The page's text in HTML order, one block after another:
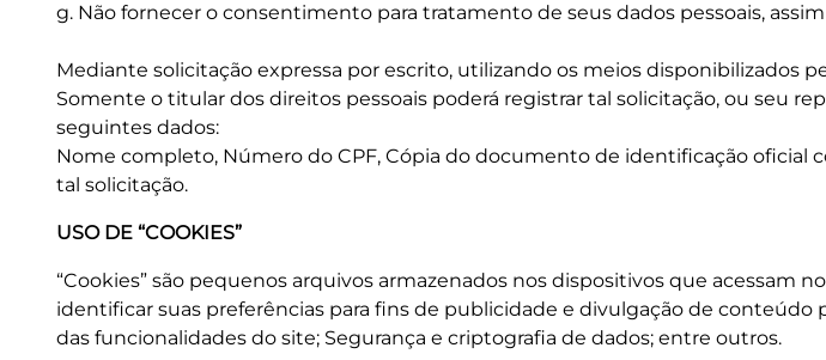
g. Não fornecer o consentimento para tratamento de seus dados pessoais,
Mediante solicitação expressa por escrito, utilizando os meios disponibilizados
Somente o titular dos direitos pessoais poderá registrar tal solicitação, ou seu
seguintes dados:
Nome completo, Número do CPF, Cópia do documento de identificação
tal solicitação.
USO DE “COOKIES”
“Cookies” são pequenos arquivos armazenados nos dispositivos que
identificar suas preferências para fins de publicidade e divulgação de
das funcionalidades do site; Segurança e criptografia de dados; entre outros.